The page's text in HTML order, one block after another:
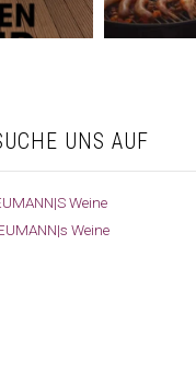
UNS AUF
Weine
Weine